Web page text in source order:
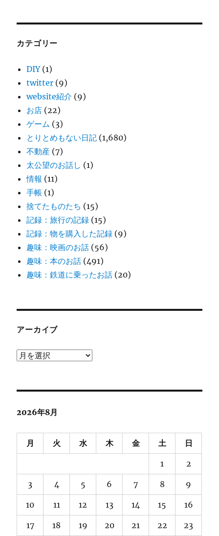
カテゴリー
DIY(1)
twitter (9)
website紹介 (9)
お店 (22)
ゲーム (3)
とりとめもない日記 (1,680)
不動産 (7)
太公望のお話し (1)
情報 (11)
手帳 (1)
捨てたものたち (15)
記録：旅行の記録 (15)
記録：物を購入した記録 (9)
趣味：映画のお話 (56)
趣味：本のお話 (491)
趣味：鉄道に乗ったお話 (20)
アーカイブ
ア
ブ
2026年8月
月 火 水 木 金 土 日
1 2
3 4 5 6 7 8 9
10 11 12 13 14 15 16
17 18 19 20 21 22 23